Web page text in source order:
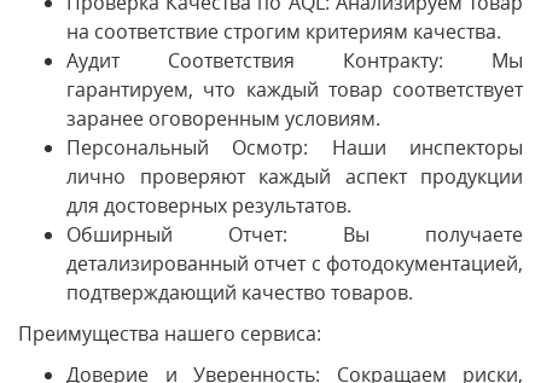
на соответствие строгим критериям качества.
Аудит Соответствия Контракту: Мы
гарантируем, что каждый товар соответствует
заранее оговоренным условиям.
Персональный Осмотр: Наши инспекторы
лично проверяют каждый аспект продукции
для достоверных результатов.
Обширный Отчет: Вы получаете
детализированный отчет с фотодокументацией,
подтверждающий качество товаров.
Преимущества нашего сервиса:
Доверие и Уверенность: Сокращаем риски,